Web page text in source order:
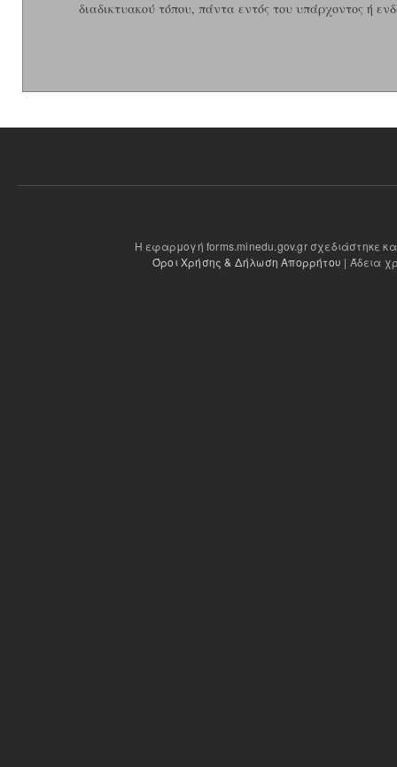
διαδικτυακού τόπου, πάντα εντός του υπάρχοντος ή
Η εφαρμογή forms.minedu.gov.gr σχεδιάστηκε
Όροι Χρήσης & Δήλωση Απορρήτου | Άδεια